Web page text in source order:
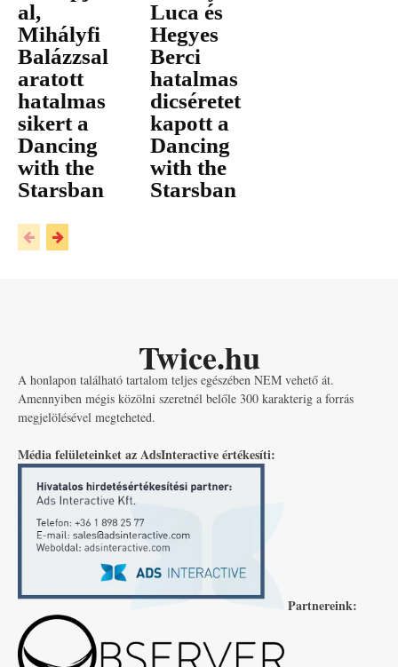
al,
Mihályfi
Balázzsal
aratott
hatalmas
sikert a
Dancing
with the
Starsban
Luca és
Hegyes
Berci
hatalmas
dicséretet
kapott a
Dancing
with the
Starsban
Twice.hu
A honlapon található tartalom teljes egészében NEM vehető át.
Amennyiben mégis közölni szeretnél belőle 300 karakterig a forrás
megjelölésével megteheted.
Média felületeinket az AdsInteractive értékesíti:
Partnereink: